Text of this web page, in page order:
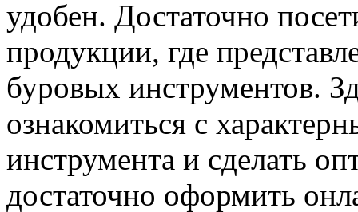
удобен. Достаточно
продукции, где
буровых инструментов.
ознакомиться с
инструмента и сделать
достаточно оформить